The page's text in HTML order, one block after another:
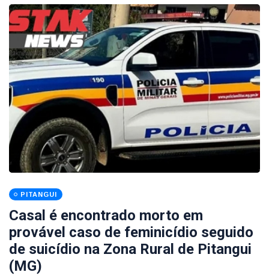
PITANGUI
Casal é encontrado morto em
provável caso de feminicídio seguido
de suicídio na Zona Rural de Pitangui
(MG)